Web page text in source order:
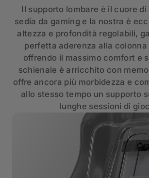
Il supporto lombare è il cuore di
sedia da gaming e la nostra è
altezza e profondità regolabili,
perfetta aderenza alla
offrendo il massimo comfort e
schienale è arricchito con
offre ancora più morbidezza e
allo stesso tempo un supporto
lunghe sessioni di